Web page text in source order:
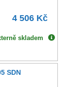
4 506 Kč
skladem
SDN